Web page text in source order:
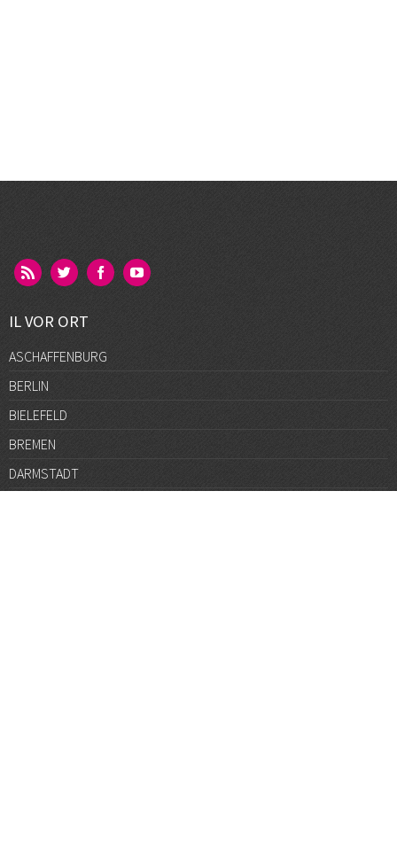
IL VOR ORT
ASCHAFFENBURG
BERLIN
BIELEFELD
BREMEN
DARMSTADT